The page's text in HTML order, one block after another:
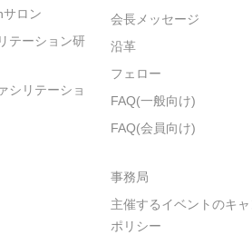
ロン
テーション研
シリテーショ
会長メッセージ
沿革
フェロー
FAQ(一般向け)
FAQ(会員向け)
事務局
主催するイベントのキ
ポリシー